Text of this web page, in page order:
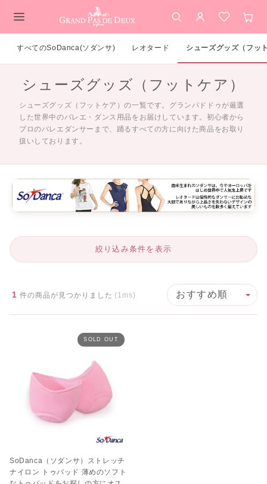
検索 アカウント
お気に入
カ
すべてのSoDanca(ソダンサ) レオタード シューズグッズ（フッ
シューズグッズ（フットケア）
シューズグッズ（フットケア）の一覧です。グランパドドゥが厳選
した世界中のバレエ・ダンス用品をお届けしています。初心者から
プロのバレエダンサーまで、踊るすべての方に向けた商品をお取り
扱いしております。
絞り込み条件を表示
1 件の商品が見つかりました (1ms)
SOLD OUT
SoDanca（ソダンサ）ストレッチ
ナイロン トゥパッド 薄めのソフト